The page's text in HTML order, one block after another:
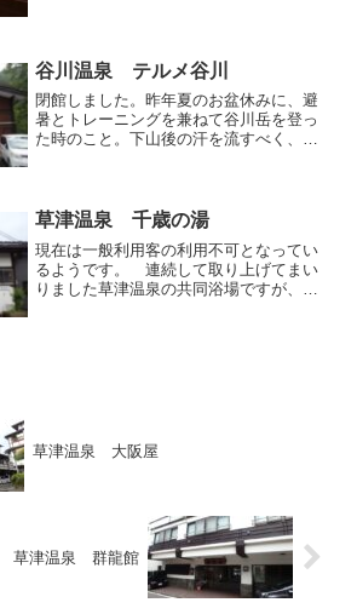
泉に入りたくてこちらへや...
谷川温泉 テルメ谷川
閉館しました。昨年夏のお盆休みに、避
暑とトレーニングを兼ねて谷川岳を登っ
た時のこと。下山後の汗を流すべく、谷
較的古参の部類に入るので...
草津温泉 千歳の湯
現在は一般利用客の利用不可となってい
るようです。 連続して取り上げてまい
りました草津温泉の共同浴場ですが、今
草津温泉 大阪屋
草津温泉 群龍館